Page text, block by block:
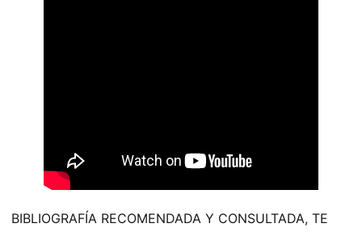
BIBLIOGRAFÍA RECOMENDADA Y CONSULTADA, TE